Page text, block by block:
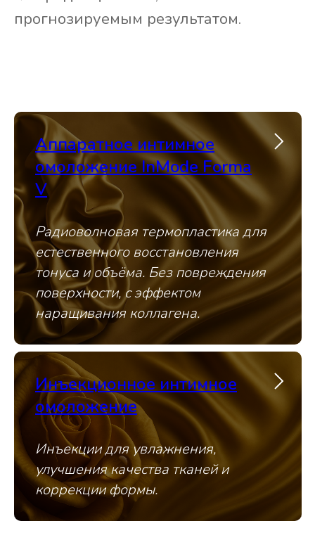
прогнозируемым результатом.
Аппаратное интимное
омоложение InMode Forma
V
Радиоволновая термопластика для
естественного восстановления
тонуса и объёма. Без повреждения
поверхности, с эффектом
наращивания коллагена.
Инъекционное интимное
омоложение
Инъекции для увлажнения,
улучшения качества тканей и
коррекции формы.